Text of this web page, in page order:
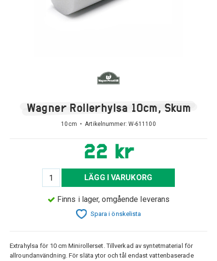
Wagner Rollerhylsa 10cm, Skum
10cm • Artikelnummer: W-611100
22 kr
LÄGG I VARUKORG
Finns i lager, omgående leverans
Spara i önskelista
Extrahylsa för 10 cm Minirollerset. Tillverkad av syntetmaterial för
allroundanvändning. För släta ytor och tål endast vattenbaserade